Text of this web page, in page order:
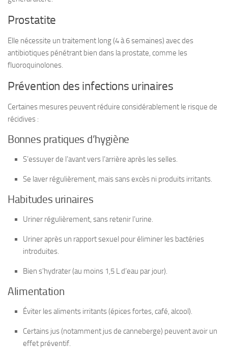
Prostatite
Elle nécessite un traitement long (4 à 6 semaines) avec des
antibiotiques pénétrant bien dans la prostate, comme les
fluoroquinolones.
Prévention des infections urinaires
Certaines mesures peuvent réduire considérablement le risque de
récidives :
Bonnes pratiques d’hygiène
S’essuyer de l’avant vers l’arrière après les selles.
Se laver régulièrement, mais sans excès ni produits irritants.
Habitudes urinaires
Uriner régulièrement, sans retenir l’urine.
Uriner après un rapport sexuel pour éliminer les bactéries
introduites.
Bien s’hydrater (au moins 1,5 L d’eau par jour).
Alimentation
Éviter les aliments irritants (épices fortes, café, alcool).
Certains jus (notamment jus de canneberge) peuvent avoir un
effet préventif.